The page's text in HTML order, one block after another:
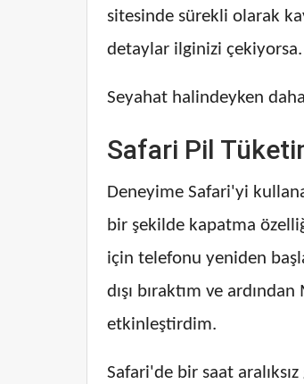
sitesinde sürekli olarak
detaylar ilginizi
Seyahat halindeyken
Safari Pil
Deneyime Safari'yi
bir şekilde kapatma
için telefonu yeniden
dışı bıraktım ve
etkinleştirdim.
Safari'de bir saat